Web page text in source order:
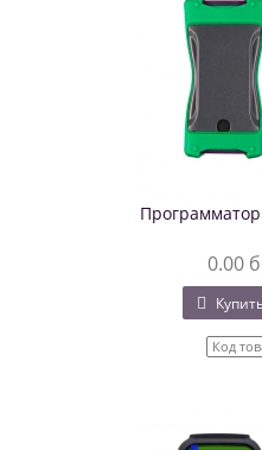
0.00
Код